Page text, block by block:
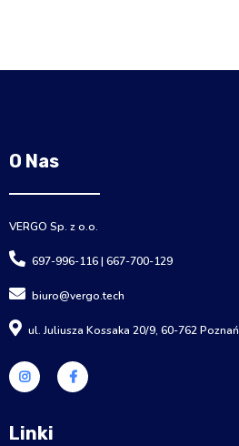
O Nas
VERGO Sp. z o.o.
697-996-116 | 667-700-129
biuro@vergo.tech
ul. Juliusza Kossaka 20/9, 60-762 Poznań
Linki